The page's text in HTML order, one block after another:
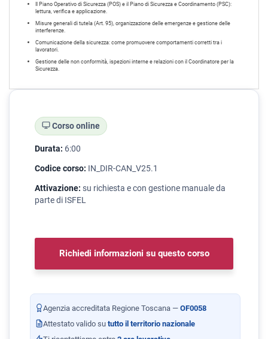
Il Piano Operativo di Sicurezza (POS) e il Piano di Sicurezza e Coordinamento (PSC):
lettura, verifica e applicazione.
Misure generali di tutela (Art. 95), organizzazione delle emergenze e gestione delle
interferenze.
Comunicazione della sicurezza: come promuovere comportamenti corretti tra i
lavoratori.
Gestione delle non conformità, ispezioni interne e relazioni con il Coordinatore per la
Sicurezza.
Corso online
Durata: 6:00
Codice corso: IN_DIR-CAN_V25.1
Attivazione: su richiesta e con gestione manuale da
parte di ISFEL
Richiedi informazioni su questo corso
Agenzia accreditata Regione Toscana — OF0058
Attestato valido su tutto il territorio nazionale